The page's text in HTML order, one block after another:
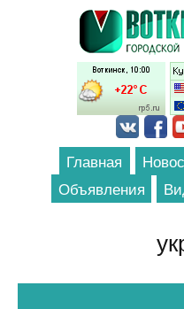
Перейти к основному
Главная
Объявления